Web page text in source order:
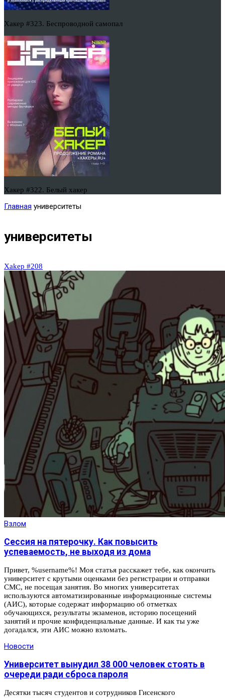
Хакер #323. Беспроводной самопал
Хакер #322. Белый хакер
Главная университеты
университеты
Xakep #208
Взлом
Сессия на пятерочку. Как повысить
успеваемость, не выходя из дома
Привет, %username%! Моя статья расскажет тебе, как окончить
университет с крутыми оценками без регистрации и отправки
СМС, не посещая занятия. Во многих университетах
используются автоматизированные информационные системы
(АИС), которые содержат информацию об отметках
обучающихся, результаты экзаменов, историю посещений
занятий и прочие конфиденциальные данные. И как ты уже
догадался, эти АИС можно взломать.
Новости
Университет вынудил 38 000 человек стоять в
очереди ради сброса пароля
Десятки тысяч студентов и сотрудников Гисенского